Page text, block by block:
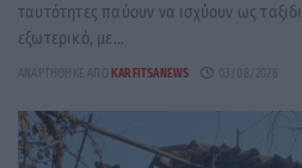
ταυτότητες παύουν να ισχύουν ως
εξωτερικό, με...
ΑΝΑΡΤΉΘΗΚΕ ΑΠΌ KARFITSANEWS